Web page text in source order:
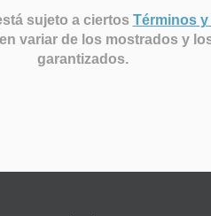
sujeto a ciertos Términos
variar de los mostrados y
garantizados.